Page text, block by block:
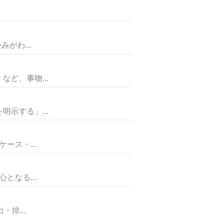
がわ...
ど、事物...
示する」...
ース・...
なる...
排...